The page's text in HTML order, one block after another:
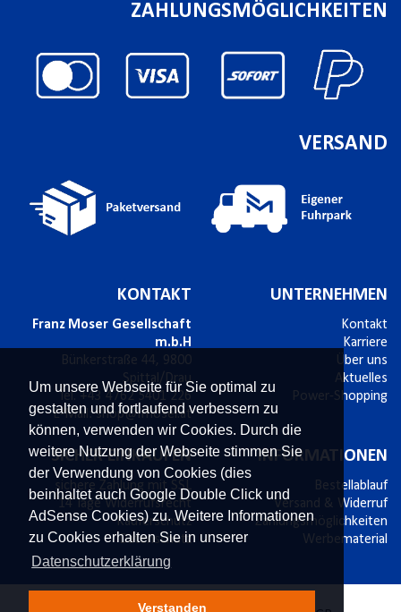
Um unsere Webseite für Sie optimal zu
gestalten und fortlaufend verbessern zu
können, verwenden wir Cookies. Durch die
weitere Nutzung der Webseite stimmen Sie
der Verwendung von Cookies (dies
beinhaltet auch Google Double Click und
AdSense Cookies) zu. Weitere Informationen
zu Cookies erhalten Sie in unserer
Datenschutzerklärung
Verstanden
ZAHLUNGSMÖGLICHKEITEN
VERSAND
KONTAKT
Franz Moser Gesellschaft
m.b.H
Bünkerstraße 44, 9800
Spittal/Drau
Tel. +43 4762 5401 226
E-Mail: shop@fmoser.at
UNTERNEHMEN
Kontakt
Karriere
Über uns
Aktuelles
Power-Shopping
SICHER EINKAUFEN
sichere Zahlung mit SSL
14 Tage Widerrufsrecht
Käuferschutz
Datenschutz
INFORMATIONEN
Bestellablauf
Versand & Widerruf
Zahlungsmöglichkeiten
Werbematerial